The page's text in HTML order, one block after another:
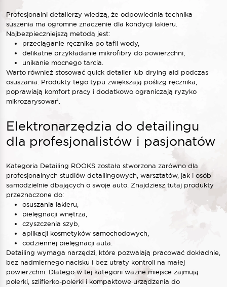
Profesjonalni detailerzy wiedzą, że odpowiednia technika
suszenia ma ogromne znaczenie dla kondycji lakieru.
Najbezpieczniejszą metodą jest:
przeciąganie ręcznika po tafli wody,
delikatne przykładanie mikrofibry do powierzchni,
unikanie mocnego tarcia.
Warto również stosować quick detailer lub drying aid podczas
osuszania. Produkty tego typu zwiększają poślizg ręcznika,
poprawiają komfort pracy i dodatkowo ograniczają ryzyko
mikrozarysowań.
Elektronarzędzia do detailingu
dla profesjonalistów i pasjonatów
Kategoria Detailing ROOKS została stworzona zarówno dla
profesjonalnych studiów detailingowych, warsztatów, jak i osób
samodzielnie dbających o swoje auto. Znajdziesz tutaj produkty
przeznaczone do:
osuszania lakieru,
pielęgnacji wnętrza,
czyszczenia szyb,
aplikacji kosmetyków samochodowych,
codziennej pielęgnacji auta.
Detailing wymaga narzędzi, które pozwalają pracować dokładnie,
bez nadmiernego nacisku i bez utraty kontroli na małej
powierzchni. Dlatego w tej kategorii ważne miejsce zajmują
polerki, szlifierko-polerki i kompaktowe urządzenia do